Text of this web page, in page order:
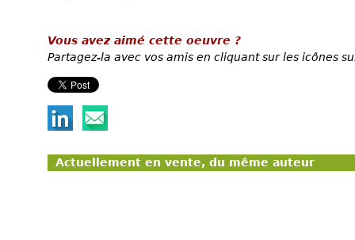
Vous avez aimé cette oeuvre ?
Partagez-la avec vos amis en cliquant sur les icônes
Actuellement en vente, du même auteur